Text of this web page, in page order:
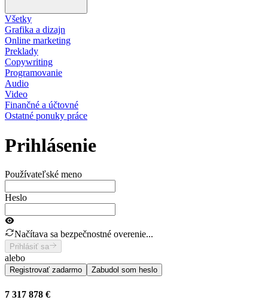
Všetky
Grafika a dizajn
Online marketing
Preklady
Copywriting
Programovanie
Audio
Video
Finančné a účtovné
Ostatné ponuky práce
Prihlásenie
Používateľské meno
Heslo
Načítava sa bezpečnostné overenie...
Prihlásiť sa
alebo
Registrovať zadarmo Zabudol som heslo
7 317 878 €